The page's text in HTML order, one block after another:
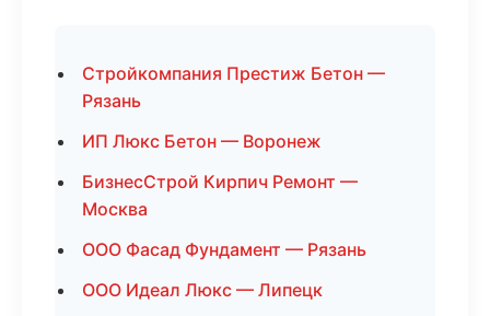
Стройкомпания Престиж Бетон —
Рязань
ИП Люкс Бетон — Воронеж
БизнесСтрой Кирпич Ремонт —
Москва
ООО Фасад Фундамент — Рязань
ООО Идеал Люкс — Липецк